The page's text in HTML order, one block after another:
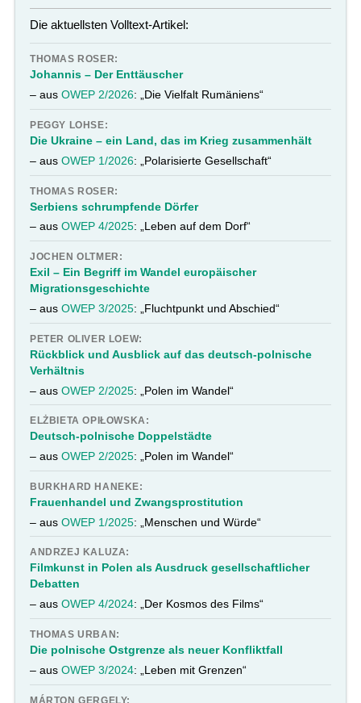
Die aktuellsten Volltext-Artikel:
THOMAS ROSER:
Johannis – Der Enttäuscher
– ausOWEP 2/2026: „Die Vielfalt Rumäniens“
PEGGY LOHSE:
Die Ukraine – ein Land, das im Krieg zusammenhält
– ausOWEP 1/2026: „Polarisierte Gesellschaft“
THOMAS ROSER:
Serbiens schrumpfende Dörfer
– ausOWEP 4/2025: „Leben auf dem Dorf“
JOCHEN OLTMER:
Exil – Ein Begriff im Wandel europäischer
Migrationsgeschichte
– ausOWEP 3/2025: „Fluchtpunkt und Abschied“
PETER OLIVER LOEW:
Rückblick und Ausblick auf das deutsch-polnische
Verhältnis
– ausOWEP 2/2025: „Polen im Wandel“
ELŻBIETA OPIŁOWSKA:
Deutsch-polnische Doppelstädte
– ausOWEP 2/2025: „Polen im Wandel“
BURKHARD HANEKE:
Frauenhandel und Zwangsprostitution
– ausOWEP 1/2025: „Menschen und Würde“
ANDRZEJ KALUZA:
Filmkunst in Polen als Ausdruck gesellschaftlicher
Debatten
– ausOWEP 4/2024: „Der Kosmos des Films“
THOMAS URBAN:
Die polnische Ostgrenze als neuer Konfliktfall
– ausOWEP 3/2024: „Leben mit Grenzen“
MÁRTON GERGELY: